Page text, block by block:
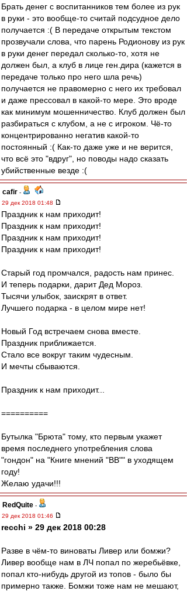
Брать денег с воспитанников тем более из рук
в руки - это вообще-то считай подсудное дело
получается :( В передаче открытым текстом
прозвучали слова, что парень Родионову из рук
в руки денег передал сколько-то, хотя не
должен был, а клуб в лице ген.дира (кажется в
передаче только про него шла речь)
получается не правомерно с него их требовал
и даже прессовал в какой-то мере. Это вроде
как минимум мошенничество. Клуб должен был
разбираться с клубом, а не с игроком. Чё-то
концентрированно негатив какой-то
постоянный :( Как-то даже уже и не верится,
что всё это "вдруг", но поводы надо сказать
убийственные везде :(
cafir -
29 дек 2018 01:48
Праздник к нам приходит!
Праздник к нам приходит!
Праздник к нам приходит!
Праздник к нам приходит!
Старый год промчался, радость нам принес.
И теперь подарки, дарит Дед Мороз.
Тысячи улыбок, заискрят в ответ.
Лучшего подарка - в целом мире нет!
Новый Год встречаем снова вместе.
Праздник приближается.
Стало все вокруг таким чудесным.
И мечты сбываются.
Праздник к нам приходит...
==========
Бутылка "Брюта" тому, кто первым укажет
время последнего употребления слова
"гондон" на "Книге мнений "ВВ"" в уходящем
году!
Желаю удачи!!!
RedQuite -
29 дек 2018 01:46
recchi » 29 дек 2018 00:28
Разве в чём-то виноваты Ливер или бомжи?
Ливер вообще нам в ЛЧ попал по жеребьёвке,
попал кто-нибудь другой из топов - было бы
примерно также. Бомжи тоже нам не мешают,